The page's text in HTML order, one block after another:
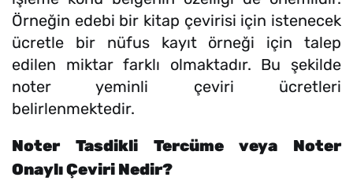
Örneğin edebi bir kitap çevirisi için istenecek
ücretle bir nüfus kayıt örneği için talep
edilen miktar farklı olmaktadır. Bu şekilde
noter yeminli çeviri ücretleri
belirlenmektedir.
Noter Tasdikli Tercüme veya Noter
Onaylı Çeviri Nedir?